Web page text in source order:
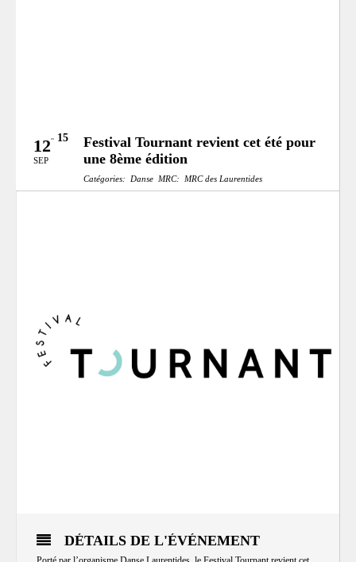
12
SEP
15
Festival Tournant revient cet été pour
une 8ème édition
Catégories: Danse MRC: MRC des Laurentides
DÉTAILS DE L'ÉVÉNEMENT